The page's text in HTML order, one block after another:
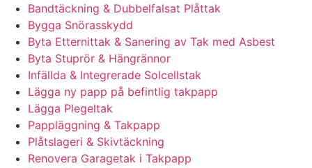
Bandtäckning & Dubbelfalsat Plåttak
Bygga Snörasskydd
Byta Etternittak & Sanering av Tak med Asbest
Byta Stuprör & Hängrännor
Infällda & Integrerade Solcellstak
Lägga ny papp på befintlig takpapp
Lägga Plegeltak
Pappläggning & Takpapp
Plåtslageri & Skivtäckning
Renovera Garagetak i Takpapp